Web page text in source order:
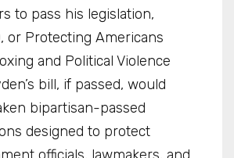
to pass his legislation,
or Protecting Americans
and Political Violence
bill, if passed, would
bipartisan-passed
designed to protect